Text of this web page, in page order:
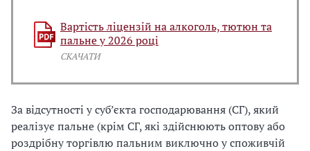
Вартість ліцензій на алкоголь, тютюн та
пальне у 2026 році
СКАЧАТИ
За відсутності у суб’єкта господарювання (СГ), який
реалізує пальне (крім СГ, які здійснюють оптову або
роздрібну торгівлю пальним виключно у споживчій